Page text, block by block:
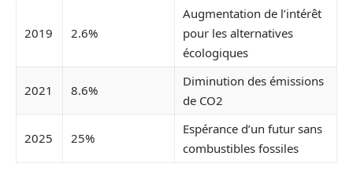
2019 2.6%
Augmentation de l’intérêt
pour les alternatives
écologiques
2021 8.6%
Diminution des émissions
de CO2
2025 25%
Espérance d’un futur sans
combustibles fossiles